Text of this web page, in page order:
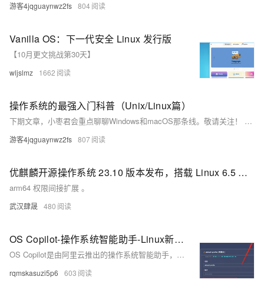
游客4jqguaynwz2fs 804
Vanilla OS：下一代安全 Linux 发行版
【10月更文挑战第30天】
wljslmz 1662
操作系统的最强入门科普（Unix/Linux篇）
下期文章，小枣君会重点聊聊Windows和macOS那条线。敬请关注！ 如果大家觉得文章不错，还请帮忙多多转发！谢谢！
游客4jqguaynwz2fs 807
优麒麟开源操作系统 23.10 版本发布，搭载 Linux 6.5 内核
arm64 权限间接扩展 。
武汉肆晟 480
OS Copilot-操作系统智能助手-Linux新手小白的福音
OS Copilot是由阿里云推出的操作系统智能助手，专为Linux新手设计，支持自然语言问答、辅助命令执行等功能，极大提升了Linux系统的使用效率。用户只需通过简单的命令或自然语言描述问题，OS Copilot即可快速提供解决方案并执行相应操作。例如，查询磁盘使用量等常见任务变得轻松快捷。此外，它还支持从文件读取复杂任务定义，进一步简化了操作流程。虽然在某些模式下可能存在小问题，但总体上大大节省了学习和操作时间，提高了工作效率。
rqmskasuzi5p6 603